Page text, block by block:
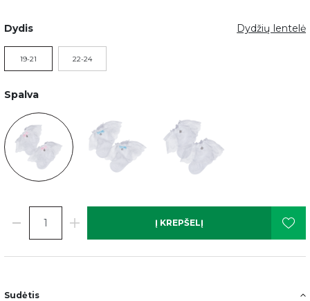
Dydis Dydžių lentelė
19-21 22-24
Spalva
Į KREPŠELĮ
Sudėtis